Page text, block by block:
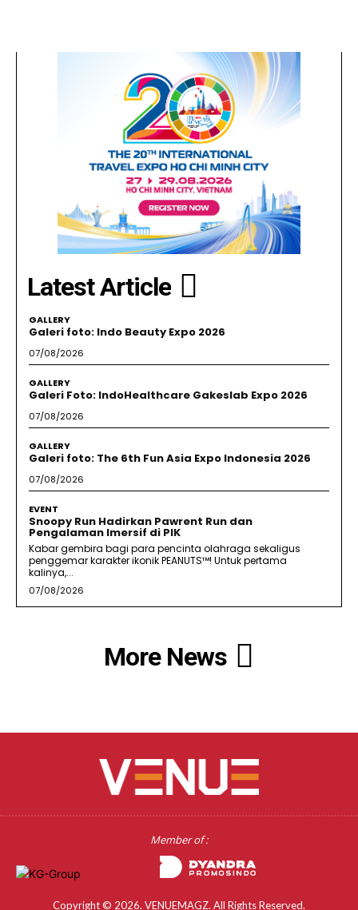
Latest Article
GALLERY
Galeri foto: Indo Beauty Expo 2026
07/08/2026
GALLERY
Galeri Foto: IndoHealthcare Gakeslab Expo 2026
07/08/2026
GALLERY
Galeri foto: The 6th Fun Asia Expo Indonesia 2026
07/08/2026
EVENT
Snoopy Run Hadirkan Pawrent Run dan
Pengalaman Imersif di PIK
Kabar gembira bagi para pencinta olahraga sekaligus
penggemar karakter ikonik PEANUTS™! Untuk pertama
kalinya,...
07/08/2026
More News
Member of :
Copyright © 2026. VENUEMAGZ. All Rights Reserved.